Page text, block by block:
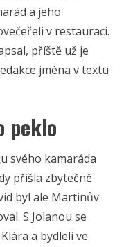
a jeho
v restauraci.
příště už je
jména v textu
peklo
svého kamaráda
přišla zbytečně
byl ale Martinův
S Jolanou se
a bydleli ve